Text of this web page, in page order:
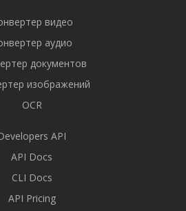
видео
аудио
документов
изображений
OCR
API
API Docs
CLI Docs
API Pricing